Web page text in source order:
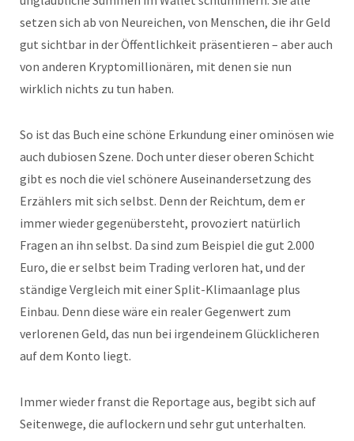
setzen sich ab von Neureichen, von Menschen, die ihr Geld
gut sichtbar in der Öffentlichkeit präsentieren – aber auch
von anderen Kryptomillionären, mit denen sie nun
wirklich nichts zu tun haben.
So ist das Buch eine schöne Erkundung einer ominösen wie
auch dubiosen Szene. Doch unter dieser oberen Schicht
gibt es noch die viel schönere Auseinandersetzung des
Erzählers mit sich selbst. Denn der Reichtum, dem er
immer wieder gegenübersteht, provoziert natürlich
Fragen an ihn selbst. Da sind zum Beispiel die gut 2.000
Euro, die er selbst beim Trading verloren hat, und der
ständige Vergleich mit einer Split-Klimaanlage plus
Einbau. Denn diese wäre ein realer Gegenwert zum
verlorenen Geld, das nun bei irgendeinem Glücklicheren
auf dem Konto liegt.
Immer wieder franst die Reportage aus, begibt sich auf
Seitenwege, die auflockern und sehr gut unterhalten.